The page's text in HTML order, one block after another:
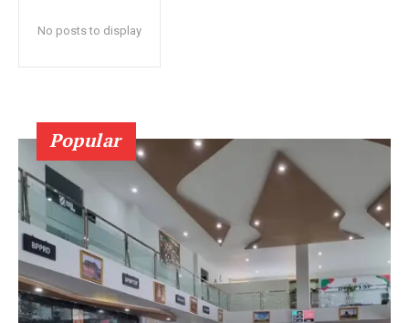
No posts to display
Popular